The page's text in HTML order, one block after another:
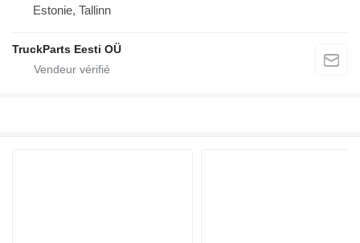
Estonie, Tallinn
TruckParts Eesti OÜ